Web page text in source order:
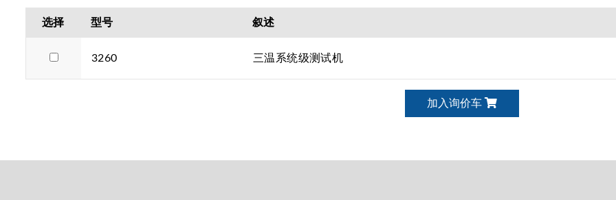
选择 型号 叙述
3260 三温系统级测试机
加入询价车